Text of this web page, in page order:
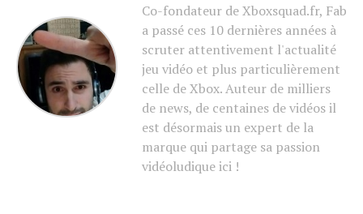
Co-fondateur de Xboxsquad.fr, Fab
a passé ces 10 dernières années à
scruter attentivement l'actualité
jeu vidéo et plus particulièrement
celle de Xbox. Auteur de milliers
de news, de centaines de vidéos il
est désormais un expert de la
marque qui partage sa passion
vidéoludique ici !